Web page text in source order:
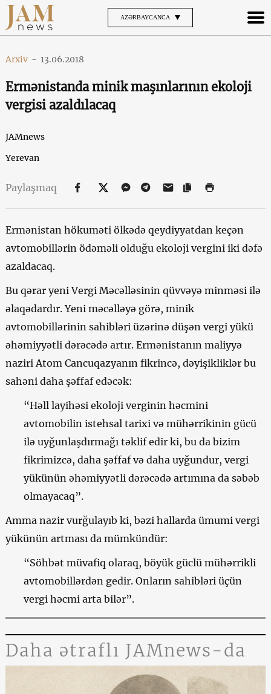
AZƏRBAYCANCA
Arxiv - 13.06.2018
Ermənistanda minik maşınlarının ekoloji
vergisi azaldılacaq
JAMnews
Yerevan
Paylaşmaq
Ermənistan hökuməti ölkədə qeydiyyatdan keçən
avtomobillərin ödəməli olduğu ekoloji vergini iki dəfə
azaldacaq.
Bu qərar yeni Vergi Məcəlləsinin qüvvəyə minməsi ilə
əlaqədardır. Yeni məcəlləyə görə, minik
avtomobillərinin sahibləri üzərinə düşən vergi yükü
əhəmiyyətli dərəcədə artır. Ermənistanın maliyyə
naziri Atom Cancuqazyanın fikrincə, dəyişikliklər bu
sahəni daha şəffaf edəcək:
“Həll layihəsi ekoloji verginin həcmini
avtomobilin istehsal tarixi və mühərrikinin gücü
ilə uyğunlaşdırmağı təklif edir ki, bu da bizim
fikrimizcə, daha şəffaf və daha uyğundur, vergi
yükünün əhəmiyyətli dərəcədə artımına da səbəb
olmayacaq”.
Amma nazir vurğulayıb ki, bəzi hallarda ümumi vergi
yükünün artması da mümkündür:
“Söhbət müvafiq olaraq, böyük güclü mühərrikli
avtomobillərdən gedir. Onların sahibləri üçün
vergi həcmi arta bilər”.
Daha ətraflı JAMnews-da